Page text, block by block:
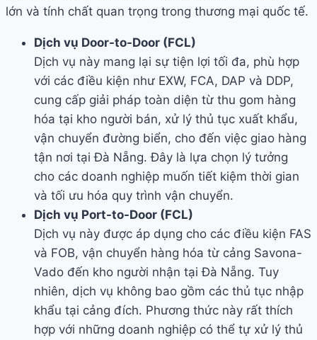
lớn và tính chất quan trọng trong thương mại quốc tế.
Dịch vụ Door-to-Door (FCL)
Dịch vụ này mang lại sự tiện lợi tối đa, phù hợp
với các điều kiện như EXW, FCA, DAP và DDP,
cung cấp giải pháp toàn diện từ thu gom hàng
hóa tại kho người bán, xử lý thủ tục xuất khẩu,
vận chuyển đường biển, cho đến việc giao hàng
tận nơi tại Đà Nẵng. Đây là lựa chọn lý tưởng
cho các doanh nghiệp muốn tiết kiệm thời gian
và tối ưu hóa quy trình vận chuyển.
Dịch vụ Port-to-Door (FCL)
Dịch vụ này được áp dụng cho các điều kiện FAS
và FOB, vận chuyển hàng hóa từ cảng Savona-
Vado đến kho người nhận tại Đà Nẵng. Tuy
nhiên, dịch vụ không bao gồm các thủ tục nhập
khẩu tại cảng đích. Phương thức này rất thích
hợp với những doanh nghiệp có thể tự xử lý thủ